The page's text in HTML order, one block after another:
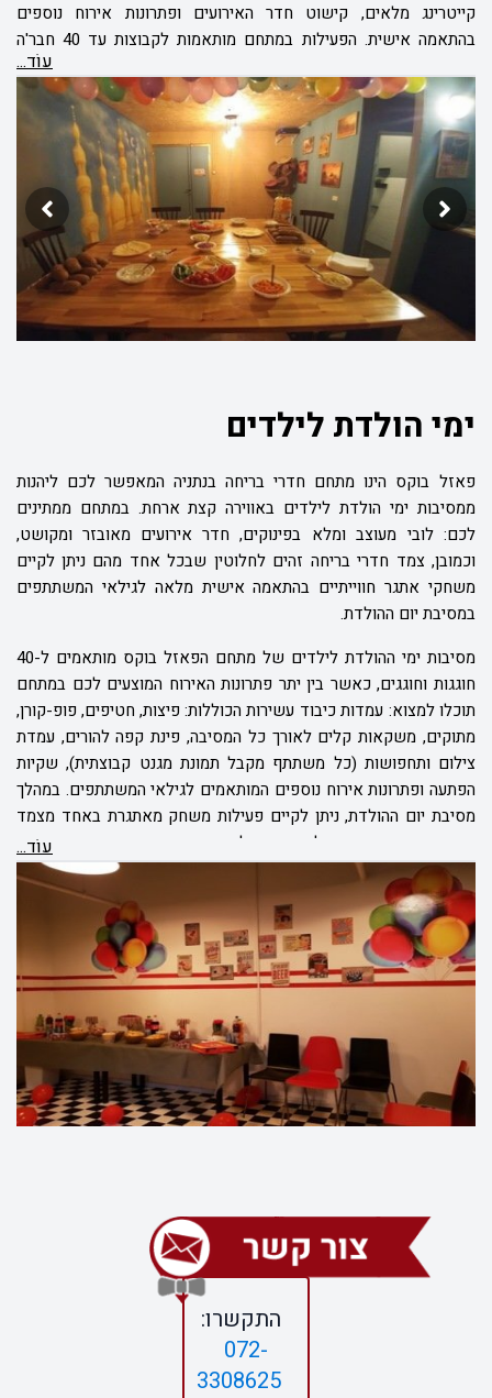
קייטרינג מלאים, קישוט חדר האירועים ופתרונות אירוח נוספים
בהתאמה אישית. הפעילות במתחם מותאמות לקבוצות עד 40 חבר'ה
והיא מאפשרת לכל אחד ואחת מהם ליהנות מחוויית אירוח מפנקת
וססגונית לאורך כל שעות הפעילות.
עוֹד...
ימי הולדת לילדים
פאזל בוקס הינו מתחם חדרי בריחה בנתניה המאפשר לכם ליהנות
ממסיבות ימי הולדת לילדים באווירה קצת ארחת. במתחם ממתינים
לכם: לובי מעוצב ומלא בפינוקים, חדר אירועים מאובזר ומקושט,
וכמובן, צמד חדרי בריחה זהים לחלוטין שבכל אחד מהם ניתן לקיים
משחקי אתגר חווייתיים בהתאמה אישית מלאה לגילאי המשתתפים
במסיבת יום ההולדת.
מסיבות ימי ההולדת לילדים של מתחם הפאזל בוקס מותאמים ל-40
חוגגות וחוגגים, כאשר בין יתר פתרונות האירוח המוצעים לכם במתחם
תוכלו למצוא: עמדות כיבוד עשירות הכוללות: פיצות, חטיפים, פופ-קורן,
מתוקים, משקאות קלים לאורך כל המסיבה, פינת קפה להורים, עמדת
צילום ותחפושות (כל משתתף מקבל תמונת מגנט קבוצתית), שקיות
הפתעה ופתרונות אירוח נוספים המותאמים לגילאי המשתתפים. במהלך
מסיבת יום ההולדת, ניתן לקיים פעילות משחק מאתגרת באחד מצמד
חדרי הבריחה הזהים של המתחם ולקיים תחרות חווייתית בין משתתפי
המסיבה. חדרי הבריחה של מתחם ה-פאזל בוקס משלבים בתוכם
תפאורה מרהיבה ומושקעת, אפקטים מדליקים ומשימות אתגר
המותאמות לגילאי המשתתפים.
עוֹד...
התקשרו:
072-
3308625